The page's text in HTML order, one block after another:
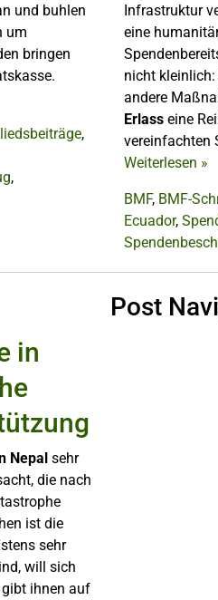
und buhlen
um
bringen
,
,
Infrastruktur
eine
nicht
andere
Erlasseine
vereinfachten
Weiterlesen »
BMF, BMF-
Ecuador,
in
Nepal sehr
die nach
ist die
sehr
will sich
ihnen auf
Post